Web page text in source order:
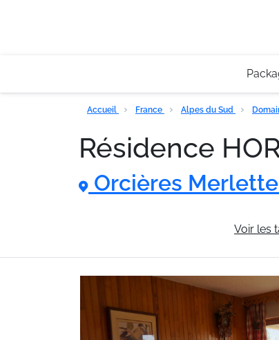
Accueil France Alpes du Sud
Résidence
Orcières
Voir les